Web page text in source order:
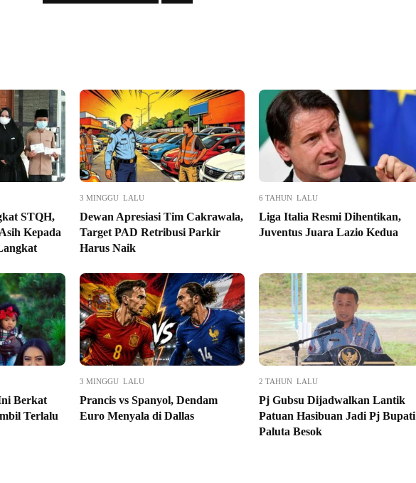
STQH,
Kepada
3 MINGGU LALU
Dewan Apresiasi Tim Cakrawala,
Target PAD Retribusi Parkir
Harus Naik
6 TAHUN LALU
Liga Italia Resmi Dihentikan,
Juventus Juara Lazio Kedua
Berkat
Terlalu
3 MINGGU LALU
Prancis vs Spanyol, Dendam
Euro Menyala di Dallas
2 TAHUN LALU
Pj Gubsu Dijadwalkan Lantik
Patuan Hasibuan Jadi Pj Bupati
Paluta Besok